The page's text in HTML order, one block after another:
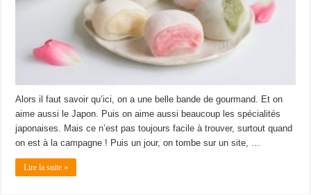
Alors il faut savoir qu’ici, on a une belle bande de gourmand. Et on
aime aussi le Japon. Puis on aime aussi beaucoup les spécialités
japonaises. Mais ce n’est pas toujours facile à trouver, surtout quand
on est à la campagne ! Puis un jour, on tombe sur un site, …
Lire la suite »